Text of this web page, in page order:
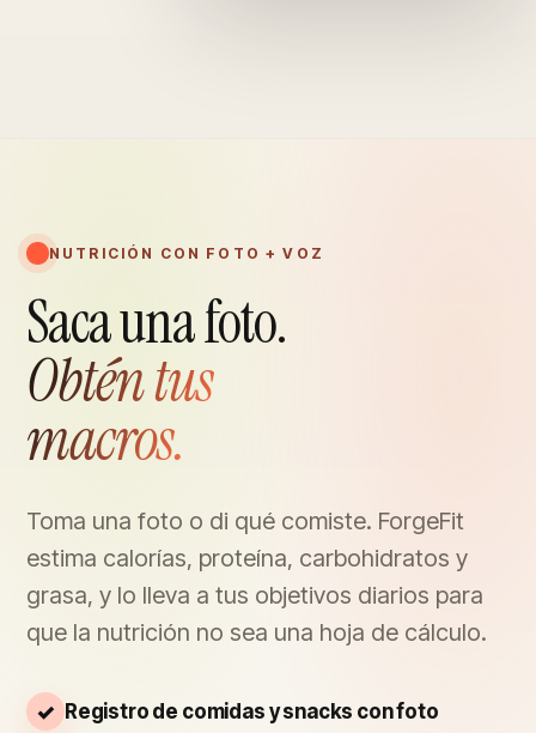
NUTRICIÓN CON FOTO + VOZ
Saca una foto.
Obtén tus
macros.
Toma una foto o di qué comiste. ForgeFit
estima calorías, proteína, carbohidratos y
grasa, y lo lleva a tus objetivos diarios para
que la nutrición no sea una hoja de cálculo.
Registro de comidas y snacks con foto